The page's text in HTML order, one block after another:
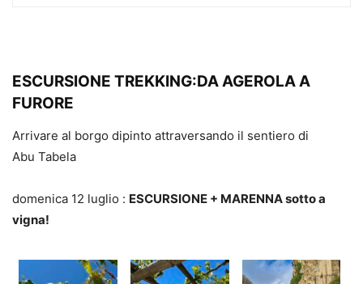
ESCURSIONE TREKKING:DA AGEROLA A
FURORE
Arrivare al borgo dipinto attraversando il sentiero di
Abu Tabela
domenica 12 luglio : ESCURSIONE + MARENNA sotto a
vigna!